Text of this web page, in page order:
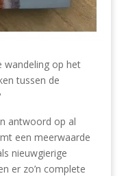
wandeling op het
tussen de
antwoord op al
een meerwaarde
nieuwgierige
er zo’n complete